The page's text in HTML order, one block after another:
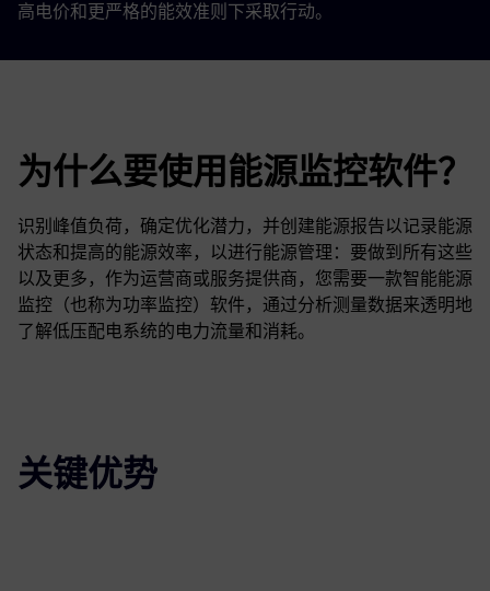
高电价和更严格的能效准则下采取行动。
为什么要使用能源监控软件？
识别峰值负荷，确定优化潜力，并创建能源报告以记录能源
状态和提高的能源效率，以进行能源管理：要做到所有这些
以及更多，作为运营商或服务提供商，您需要一款智能能源
监控（也称为功率监控）软件，通过分析测量数据来透明地
了解低压配电系统的电力流量和消耗。
关键优势